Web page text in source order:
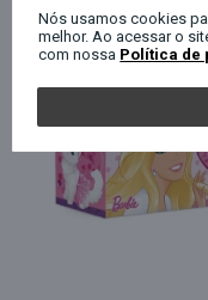
Nós usamos cookies
melhor. Ao acessar o
com nossa Política de